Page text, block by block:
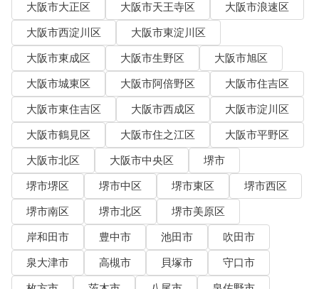
大阪市大正区
大阪市天王寺区
大阪市浪速区
大阪市西淀川区
大阪市東淀川区
大阪市東成区
大阪市生野区
大阪市旭区
大阪市城東区
大阪市阿倍野区
大阪市住吉区
大阪市東住吉区
大阪市西成区
大阪市淀川区
大阪市鶴見区
大阪市住之江区
大阪市平野区
大阪市北区
大阪市中央区
堺市
堺市堺区
堺市中区 堺市東区
堺市西区
堺市南区
堺市北区
堺市美原区
岸和田市
豊中市 池田市
吹田市
泉大津市
高槻市 貝塚市
守口市